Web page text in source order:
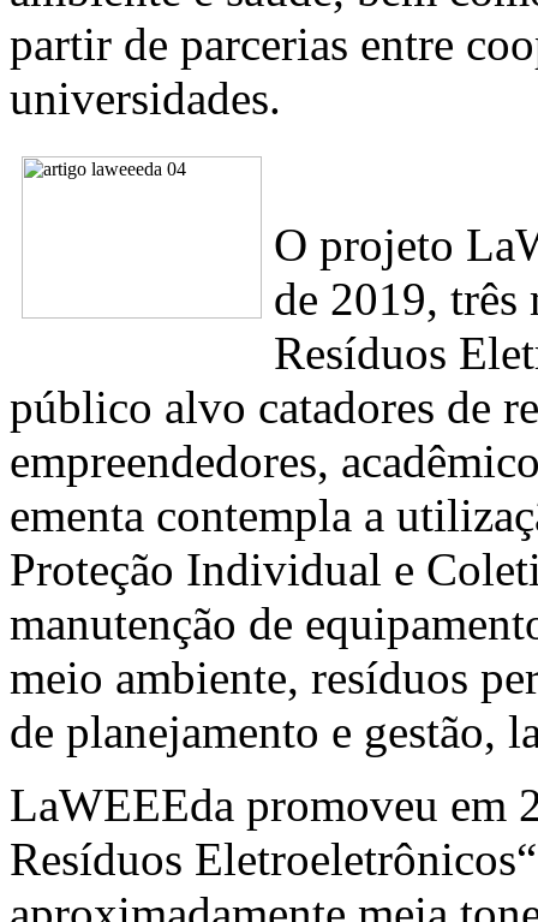
partir de parcerias entre
universidades.
O projeto
de 2019, três
Resíduos
público alvo catadores de
empreendedores,
ementa contempla a
Proteção Individual e
manutenção de
meio ambiente, resíduos
de planejamento e gestão,
LaWEEEda promoveu em
Resíduos